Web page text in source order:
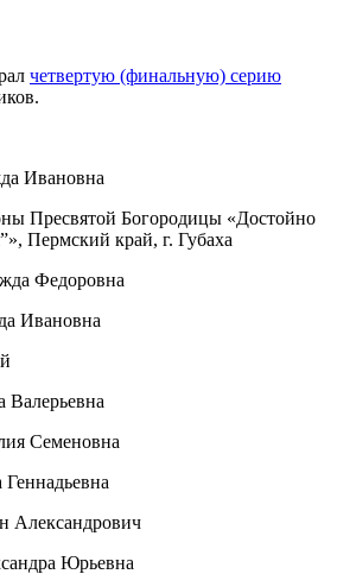
четвертую (финальную) серию
Ивановна
Пресвятой Богородицы «Достойно
Пермский край, г. Губаха
Федоровна
Ивановна
Валерьевна
Семеновна
Александрович
Юрьевна